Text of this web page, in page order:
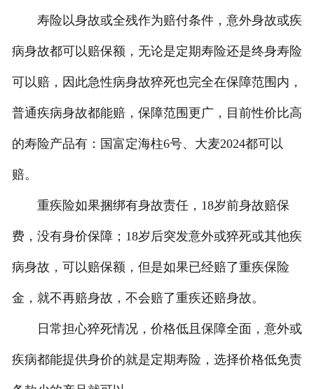
寿险以身故或全残作为赔付条件，意外身故或疾
病身故都可以赔保额，无论是定期寿险还是终身寿险
可以赔，因此急性病身故猝死也完全在保障范围内，
普通疾病身故都能赔，保障范围更广，目前性价比高
的寿险产品有：国富定海柱6号、大麦2024都可以
赔。
重疾险如果捆绑有身故责任，18岁前身故赔保
费，没有身价保障；18岁后突发意外或猝死或其他疾
病身故，可以赔保额，但是如果已经赔了重疾保险
金，就不再赔身故，不会赔了重疾还赔身故。
日常担心猝死情况，价格低且保障全面，意外或
疾病都能提供身价的就是定期寿险，选择价格低免责